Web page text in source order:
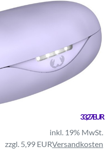
33,27 EUR
inkl. 19% MwSt.
zzgl. 5,99 EURVersandkosten